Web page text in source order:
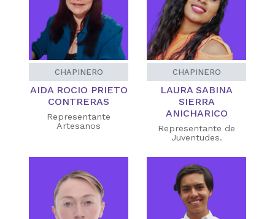
CHAPINERO
AIDA ROCIO PRIETO
CONTRERAS
Representante
Artesanos
CHAPINERO
LAURA SABINA
SIERRA
ANICHARICO
Representante de
Juventudes.